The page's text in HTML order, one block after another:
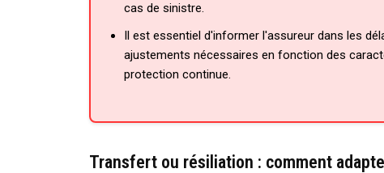
cas de sinistre.
Il est essentiel d'informer l'assureur dans les
ajustements nécessaires en fonction des
protection continue.
Transfert ou résiliation : comment